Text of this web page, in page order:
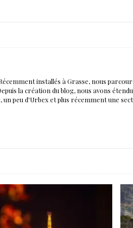
installés à Grasse, nous
la création du blog, nous avons
peu d'Urbex et plus récemment une